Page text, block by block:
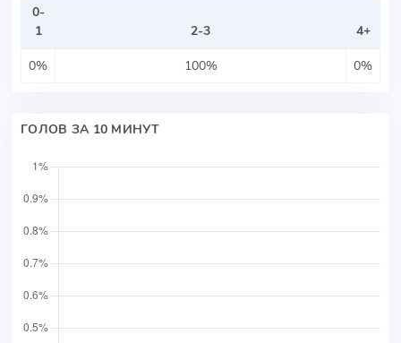
0-
1
2-3
4+
0%
100% 0%
ГОЛОВ ЗА 10 МИНУТ